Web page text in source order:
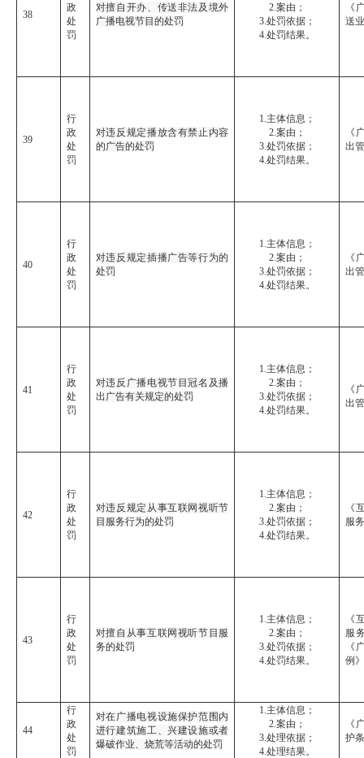
38
政
处
罚
对擅自开办、传送非法及境外
广播电视节目的处罚
2.案由；
3.处罚依据；
4.处罚结果。
《
送
39
行
政
处
罚
对违反规定播放含有禁止内容
的广告的处罚
1.主体信息；
2.案由；
3.处罚依据；
4.处罚结果。
《
出
40
行
政
处
罚
对违反规定插播广告等行为的
处罚
1.主体信息；
2.案由；
3.处罚依据；
4.处罚结果。
《
出
41
行
政
处
罚
对违反广播电视节目冠名及播
出广告有关规定的处罚
1.主体信息；
2.案由；
3.处罚依据；
4.处罚结果。
《
出
42
行
政
处
罚
对违反规定从事互联网视听节
目服务行为的处罚
1.主体信息；
2.案由；
3.处罚依据；
4.处罚结果。
《
服
43
行
政
处
罚
对擅自从事互联网视听节目服
务的处罚
1.主体信息；
2.案由；
3.处罚依据；
4.处罚结果。
《
服
《
例》
44
行
政
处
罚
对在广播电视设施保护范围内
进行建筑施工、兴建设施或者
爆破作业、烧荒等活动的处罚
1.主体信息；
2.案由；
3.处理依据；
4.处理结果。
《
护